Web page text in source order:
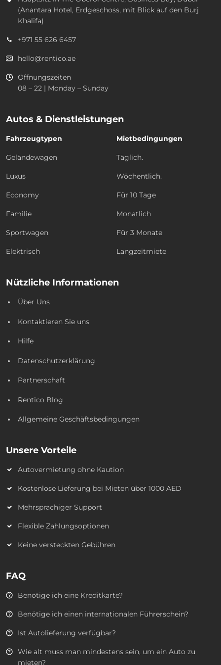
(Anantara Hotel, Erdgeschoss, mit Blick auf den Burj
Khalifa)
+971 55 626 6457
hello@rentico.ae
Öffnungszeiten
08 – 22 | Monday – Sunday
Autos & Dienstleistungen
Fahrzeugtypen
Geländewagen
Luxus
Economy
Familie
Sportwagen
Elektrisch
Mietbedingungen
Täglich.
Wöchentlich.
Für 10 Tage
Monatlich
Für 3 Monate
Langzeitmiete
Nützliche Informationen
Über Uns
Kontaktieren Sie uns
Hilfe
Datenschutzerklärung
Partnerschaft
Rentico Blog
Allgemeine Geschäftsbedingungen
Unsere Vorteile
Autovermietung ohne Kaution
Kostenlose Lieferung bei Mieten über 1000 AED
Mehrsprachiger Support
Flexible Zahlungsoptionen
Keine versteckten Gebühren
FAQ
Benötige ich eine Kreditkarte?
Benötige ich einen internationalen Führerschein?
Ist Autolieferung verfügbar?
Wie alt muss man mindestens sein, um ein Auto zu
mieten?